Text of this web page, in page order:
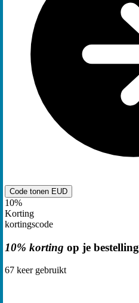
Code tonen EUD
10%
Korting
kortingscode
10% korting op je bestelling
67 keer gebruikt